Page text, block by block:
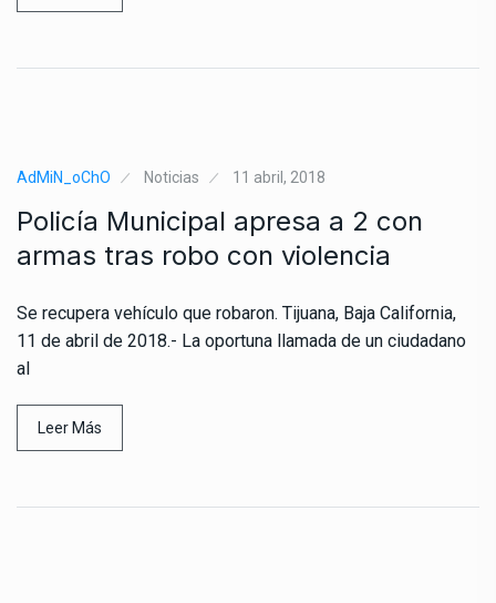
AdMiN_oChO Noticias 11 abril, 2018
Policía Municipal apresa a 2 con
armas tras robo con violencia
Se recupera vehículo que robaron. Tijuana, Baja California,
11 de abril de 2018.- La oportuna llamada de un ciudadano
al
Leer Más